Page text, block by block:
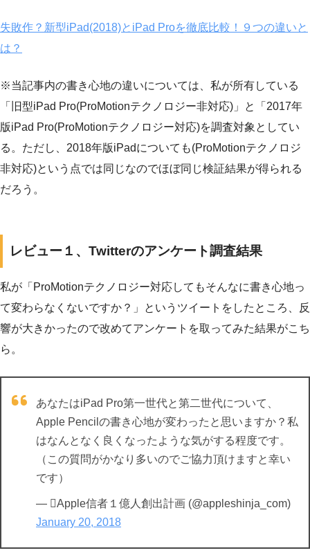
失敗作？新型iPad(2018)とiPad Proを徹底比較！９つの違いと
は？
※当記事内の書き心地の違いについては、私が所有している
「旧型iPad Pro(ProMotionテクノロジー非対応)」と「2017年
版iPad Pro(ProMotionテクノロジー対応)を調査対象としてい
る。ただし、2018年版iPadについても(ProMotionテクノロジ
非対応)という点では同じなのでほぼ同じ検証結果が得られる
だろう。
レビュー１、Twitterのアンケート調査結果
私が「ProMotionテクノロジー対応してもそんなに書き心地っ
て変わらなくないですか？」というツイートをしたところ、反
響が大きかったので改めてアンケートを取ってみた結果がこち
ら。
あなたはiPad Pro第一世代と第二世代について、
Apple Pencilの書き心地が変わったと思いますか？私
はなんとなく良くなったような気がする程度です。
（この質問がかなり多いのでご協力頂けますと幸い
です）
— Apple信者１億人創出計画 (@appleshinja_com)
January 20, 2018